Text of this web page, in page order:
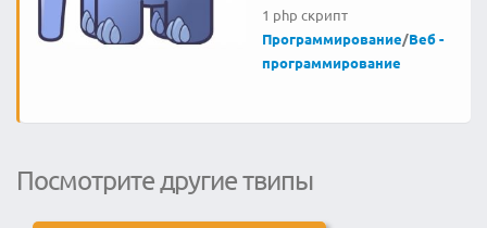
1 php скрипт
Программирование/Веб -
программирование
Посмотрите другие твипы